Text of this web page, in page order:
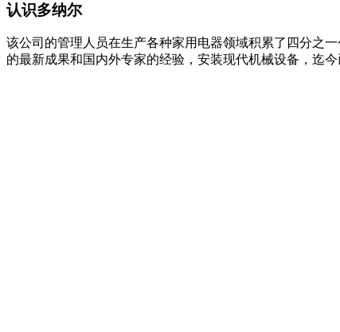
认识多纳尔
该公司的管理人员在生产各种家用电器领域积累了四分之
的最新成果和国内外专家的经验，安装现代机械设备，迄